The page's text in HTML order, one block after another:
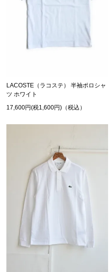
LACOSTE（ラコステ） 半袖ポロシャ
ツ ホワイト
17,600円(税1,600円)（税込）